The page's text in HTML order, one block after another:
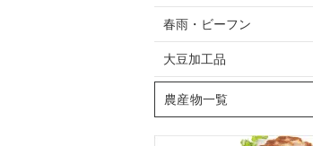
春雨・ビーフン
大豆加工品
農産物一覧